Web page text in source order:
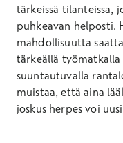
tärkeissä tilanteissa,
puhkeavan helposti.
mahdollisuutta
tärkeällä työmatkalla
suuntautuvalla
muistaa, että aina
joskus herpes voi